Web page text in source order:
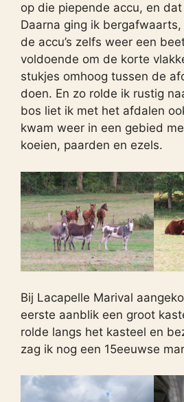
op die piepende accu, en
Daarna ging ik
de accu’s zelfs weer een
voldoende om de korte
stukjes omhoog tussen de
doen. En zo rolde ik rustig
bos liet ik met het afdalen
kwam weer in een gebied
koeien, paarden en ezels.
Bij Lacapelle Marival
eerste aanblik een groot
rolde langs het kasteel en
zag ik nog een 15eeuwse